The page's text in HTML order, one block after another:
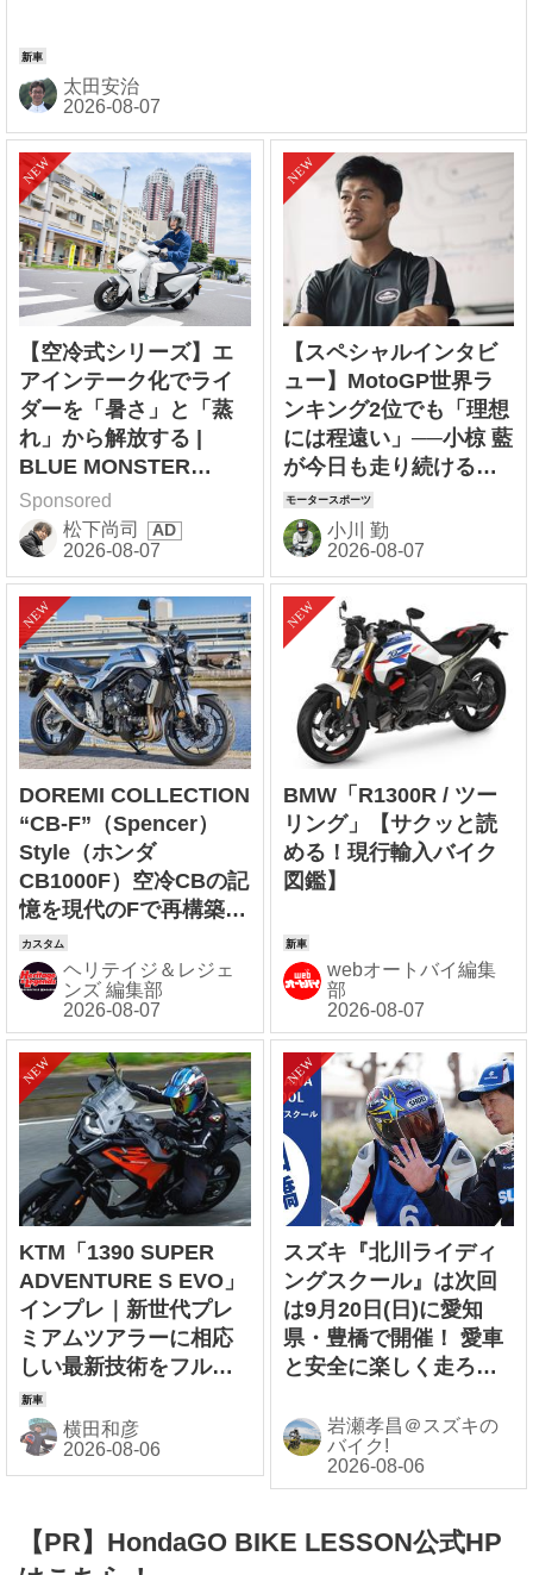
太田安治
【空冷式シリーズ】エ
アインテーク化でライ
ダーを「暑さ」と「蒸
れ」から解放する |
BLUE MONSTER
CLOTHING
Sponsored
松下尚司
【スペシャルインタビ
ュー】MotoGP世界ラ
ンキング2位でも「理想
には程遠い」──小椋 藍
が今日も走り続ける理
由
小川 勤
DOREMI COLLECTION
“CB-F”（Spencer）
Style（ホンダ
CB1000F）空冷CBの記
憶を現代のFで再構築す
る“CB-F
Style”【Heritage&Leg
ends】
ヘリテイジ＆レジェ
ンズ 編集部
BMW「R1300R / ツー
リング」【サクッと読
める！現行輸入バイク
図鑑】
webオートバイ編集
部
KTM「1390 SUPER
ADVENTURE S EVO」
インプレ｜新世代プレ
ミアムツアラーに相応
しい最新技術をフルに
投入
横田和彦
スズキ『北川ライディ
ングスクール』は次回
は9月20日(日)に愛知
県・豊橋で開催！ 愛車
と安全に楽しく走ろ
ク！ のイベントニュー
ス】
岩瀬孝昌＠スズキの
バイク!
【PR】HondaGO BIKE LESSON公式HP